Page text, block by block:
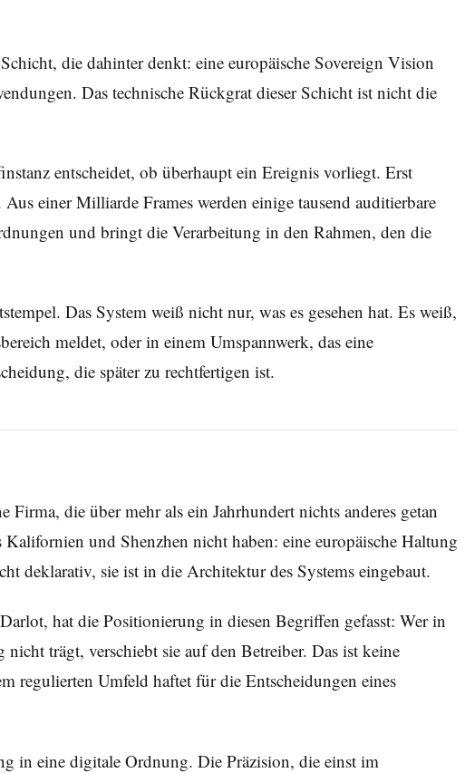
die dahinter denkt: eine europäische Sovereign Vision
Das technische Rückgrat dieser Schicht ist nicht die
entscheidet, ob überhaupt ein Ereignis vorliegt. Erst
einer Milliarde Frames werden einige tausend auditierbare
und bringt die Verarbeitung in den Rahmen, den die
Das System weiß nicht nur, was es gesehen hat. Es weiß,
meldet, oder in einem Umspannwerk, das eine
die später zu rechtfertigen ist.
die über mehr als ein Jahrhundert nichts anderes getan
und Shenzhen nicht haben: eine europäische Haltung
deklarativ, sie ist in die Architektur des Systems eingebaut.
hat die Positionierung in diesen Begriffen gefasst: Wer in
trägt, verschiebt sie auf den Betreiber. Das ist keine
regulierten Umfeld haftet für die Entscheidungen eines
in eine digitale Ordnung. Die Präzision, die einst im